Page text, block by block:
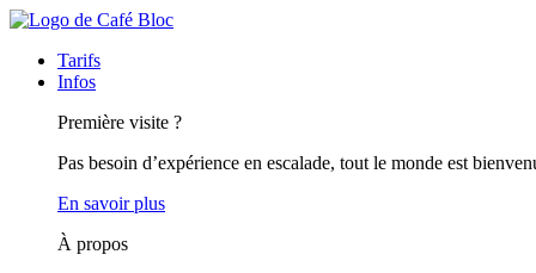
Tarifs
Infos
Première visite ?
Pas besoin d’expérience en escalade, tout le monde est
En savoir plus
À propos